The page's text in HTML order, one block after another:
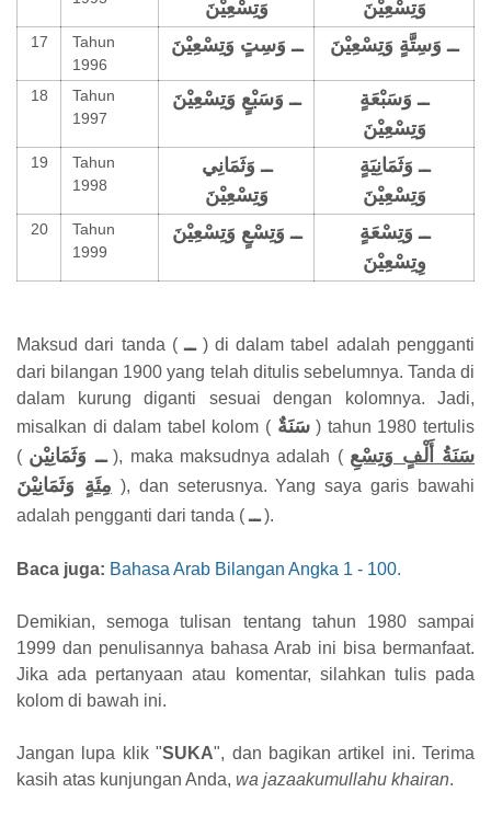
وَتِسْعِيْنَ وَتِسْعِيْنَ
17
Tahun
1996
ــ وَسِتٍ وَتِسْعِيْنَ ــ وَسِتَّةٍ وَتِسْعِيْنَ
18
Tahun
1997
ــ وَسَبْعٍ وَتِسْعِيْنَ
ــ وَسَبْعَةٍ
وَتِسْعِيْنَ
19
Tahun
1998
ــ وَثَمَانِي
وَتِسْعِيْنَ
ــ وَثَمَانِيَةٍ
وَتِسْعِيْنَ
20
Tahun
1999
ــ وَتِسْعٍ وَتِسْعِيْنَ
ــ وَتِسْعَةٍ
وِتِسْعِيْنَ
Maksud dari tanda (ــ) di dalam tabel adalah pengganti
dari bilangan 1900 yang telah ditulis sebelumnya. Tanda di
dalam kurung diganti sesuai dengan kolomnya. Jadi,
misalkan di dalam tabel kolom ( سَنَةٌ) tahun 1980 tertulis
( ــ وَثَمَانِيْن), maka maksudnya adalah ( سَنَةُ أَلْفٍ وَتِسْعِ
مِئَةٍ وَثَمَانِيْنَ
), dan seterusnya. Yang saya garis bawahi
adalah pengganti dari tanda (ــ).
Baca juga: Bahasa Arab Bilangan Angka 1 - 100.
Demikian, semoga tulisan tentang tahun 1980 sampai
1999 dan penulisannya bahasa Arab ini bisa bermanfaat.
Jika ada pertanyaan atau komentar, silahkan tulis pada
kolom di bawah ini.
Jangan lupa klik "SUKA", dan bagikan artikel ini. Terima
kasih atas kunjungan Anda, wa jazaakumullahu khairan.